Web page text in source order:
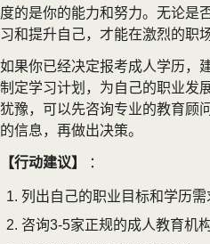
度的是你的能力和努力。无论是
习和提升自己，才能在激烈的职
如果你已经决定报考成人学历，
制定学习计划，为自己的职业发
犹豫，可以先咨询专业的教育顾
的信息，再做出决策。
【行动建议】 ：
列出自己的职业目标和学历需
咨询3-5家正规的成人教育机